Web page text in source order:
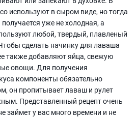
используют в сыром виде, но тогда
уже не холодная, а
любой, твердый, плавленый
сделать начинку для лаваша
также добавляют яйца, свежую
овощи. Для получения
компоненты обязательно
он пропитывает лаваш и рулет
Представленный рецепт очень
займет у вас много времени и не